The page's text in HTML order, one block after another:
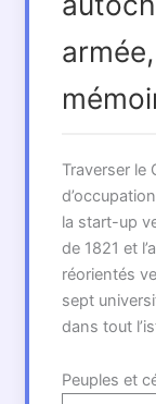
Traverser le
la start-up
de 1821 et
réorientés
sept
dans tout
Peuples et